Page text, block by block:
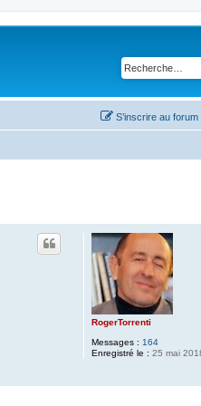
S’inscrire au forum
RogerTorrenti
Messages : 164
Enregistré le : 25 mai